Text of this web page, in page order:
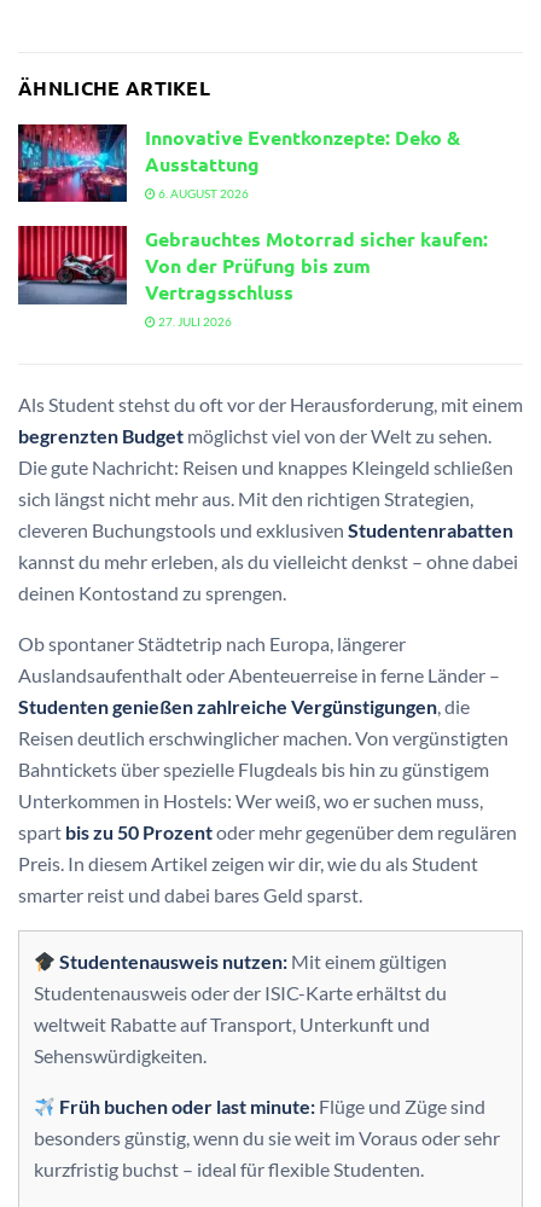
ÄHNLICHE ARTIKEL
Innovative Eventkonzepte: Deko &
Ausstattung
6. AUGUST 2026
Gebrauchtes Motorrad sicher kaufen:
Von der Prüfung bis zum
Vertragsschluss
27. JULI 2026
Als Student stehst du oft vor der Herausforderung, mit einem
begrenzten Budget möglichst viel von der Welt zu sehen.
Die gute Nachricht: Reisen und knappes Kleingeld schließen
sich längst nicht mehr aus. Mit den richtigen Strategien,
cleveren Buchungstools und exklusiven Studentenrabatten
kannst du mehr erleben, als du vielleicht denkst – ohne dabei
deinen Kontostand zu sprengen.
Ob spontaner Städtetrip nach Europa, längerer
Auslandsaufenthalt oder Abenteuerreise in ferne Länder –
Studenten genießen zahlreiche Vergünstigungen, die
Reisen deutlich erschwinglicher machen. Von vergünstigten
Bahntickets über spezielle Flugdeals bis hin zu günstigem
Unterkommen in Hostels: Wer weiß, wo er suchen muss,
spart bis zu 50 Prozentoder mehr gegenüber dem regulären
Preis. In diesem Artikel zeigen wir dir, wie du als Student
smarter reist und dabei bares Geld sparst.
Studentenausweis nutzen: Mit einem gültigen
Studentenausweis oder der ISIC-Karte erhältst du
weltweit Rabatte auf Transport, Unterkunft und
Sehenswürdigkeiten.
Früh buchen oder last minute: Flüge und Züge sind
besonders günstig, wenn du sie weit im Voraus oder sehr
kurzfristig buchst – ideal für flexible Studenten.